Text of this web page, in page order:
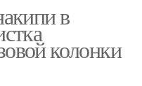
в
колонки